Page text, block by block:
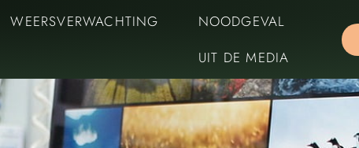
WEERSVERWACHTING
NOODGEVAL
UIT DE MEDIA